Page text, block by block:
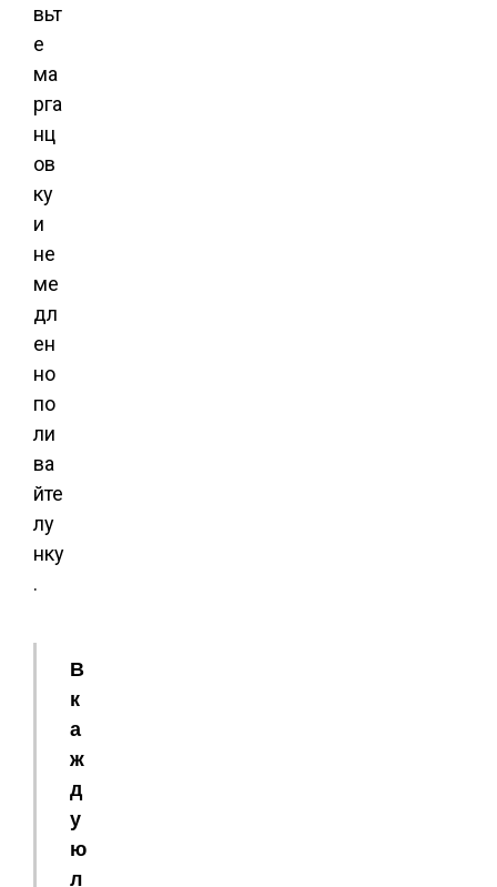
вьт
е
ма
рга
нц
ов
ку
и
не
ме
дл
ен
но
по
ли
ва
йте
лу
нку
.
В
к
а
ж
д
у
ю
л